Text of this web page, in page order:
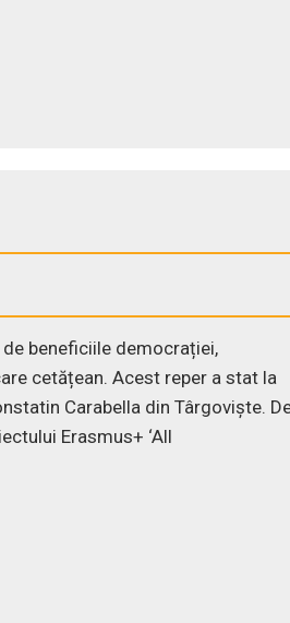
beneficiile democrației,
cetățean. Acest reper a stat la
Carabella din Târgoviște.
Erasmus+ ‘All